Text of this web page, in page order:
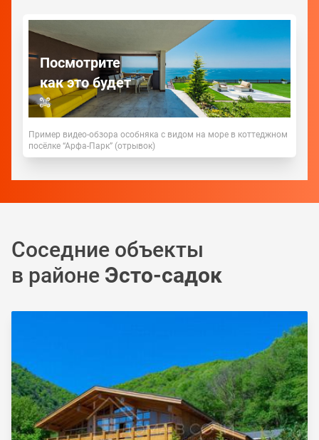
Посмотрите
как это будет
Пример видео-обзора особняка с видом на море в коттеджном
посёлке “Арфа-Парк” (отрывок)
Соседние объекты
в районе Эсто-садок